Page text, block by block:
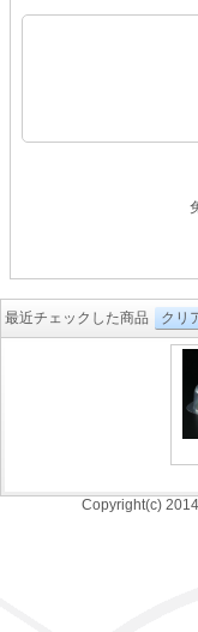
最近チェックした商品 クリ
Copyright(c)